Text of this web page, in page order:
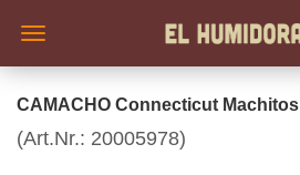
CAMACHO Connecticut Machitos
(Art.Nr.: 20005978)